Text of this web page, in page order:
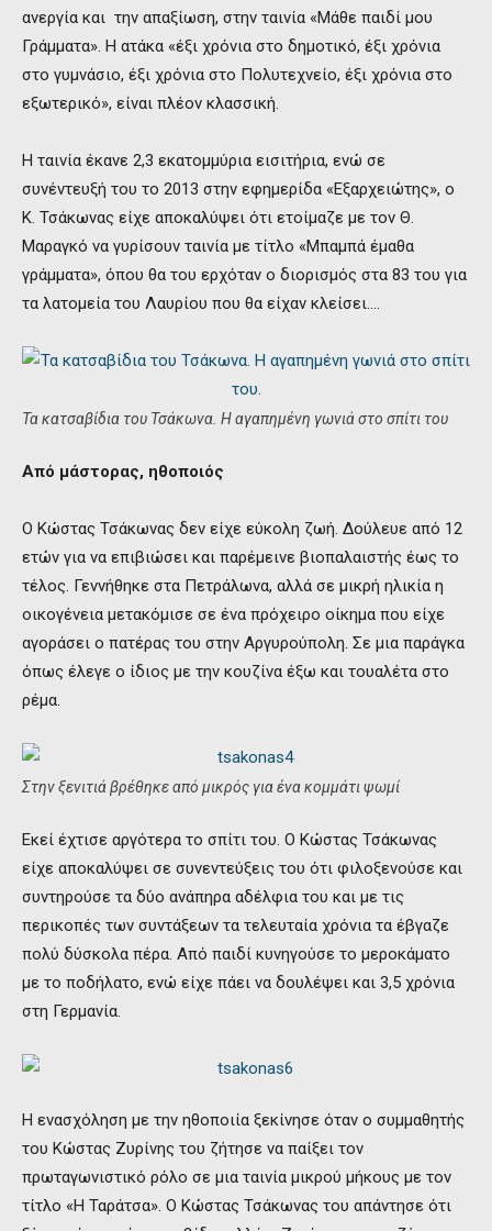
ανεργία και την απαξίωση, στην ταινία «Μάθε παιδί μου
Γράμματα». Η ατάκα «έξι χρόνια στο δημοτικό, έξι χρόνια
στο γυμνάσιο, έξι χρόνια στο Πολυτεχνείο, έξι χρόνια στο
εξωτερικό», είναι πλέον κλασσική.
Η ταινία έκανε 2,3 εκατομμύρια εισιτήρια, ενώ σε
συνέντευξή του το 2013 στην εφημερίδα «Εξαρχειώτης», ο
Κ. Τσάκωνας είχε αποκαλύψει ότι ετοίμαζε με τον Θ.
Μαραγκό να γυρίσουν ταινία με τίτλο «Μπαμπά έμαθα
γράμματα», όπου θα του ερχόταν ο διορισμός στα 83 του για
τα λατομεία του Λαυρίου που θα είχαν κλείσει….
Τα κατσαβίδια του Τσάκωνα. Η αγαπημένη γωνιά στο σπίτι του
Από μάστορας, ηθοποιός
Ο Κώστας Τσάκωνας δεν είχε εύκολη ζωή. Δούλευε από 12
ετών για να επιβιώσει και παρέμεινε βιοπαλαιστής έως το
τέλος. Γεννήθηκε στα Πετράλωνα, αλλά σε μικρή ηλικία η
οικογένεια μετακόμισε σε ένα πρόχειρο οίκημα που είχε
αγοράσει ο πατέρας του στην Αργυρούπολη. Σε μια παράγκα
όπως έλεγε ο ίδιος με την κουζίνα έξω και τουαλέτα στο
ρέμα.
Στην ξενιτιά βρέθηκε από μικρός για ένα κομμάτι ψωμί
Εκεί έχτισε αργότερα το σπίτι του. Ο Κώστας Τσάκωνας
είχε αποκαλύψει σε συνεντεύξεις του ότι φιλοξενούσε και
συντηρούσε τα δύο ανάπηρα αδέλφια του και με τις
περικοπές των συντάξεων τα τελευταία χρόνια τα έβγαζε
πολύ δύσκολα πέρα. Από παιδί κυνηγούσε το μεροκάματο
με το ποδήλατο, ενώ είχε πάει να δουλέψει και 3,5 χρόνια
στη Γερμανία.
Η ενασχόληση με την ηθοποιία ξεκίνησε όταν ο συμμαθητής
του Κώστας Ζυρίνης του ζήτησε να παίξει τον
πρωταγωνιστικό ρόλο σε μια ταινία μικρού μήκους με τον
τίτλο «Η Ταράτσα». Ο Κώστας Τσάκωνας του απάντησε ότι